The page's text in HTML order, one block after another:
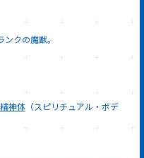
クの魔獣。
精神体（スピリチュアル・ボデ